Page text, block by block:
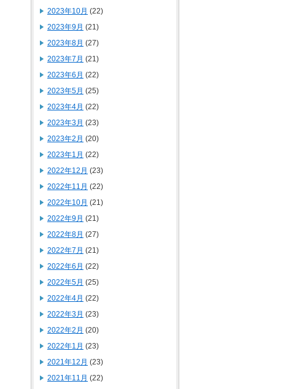
2023年10月 (22)
2023年9月 (21)
2023年8月 (27)
2023年7月 (21)
2023年6月 (22)
2023年5月 (25)
2023年4月 (22)
2023年3月 (23)
2023年2月 (20)
2023年1月 (22)
2022年12月 (23)
2022年11月 (22)
2022年10月 (21)
2022年9月 (21)
2022年8月 (27)
2022年7月 (21)
2022年6月 (22)
2022年5月 (25)
2022年4月 (22)
2022年3月 (23)
2022年2月 (20)
2022年1月 (23)
2021年12月 (23)
2021年11月 (22)